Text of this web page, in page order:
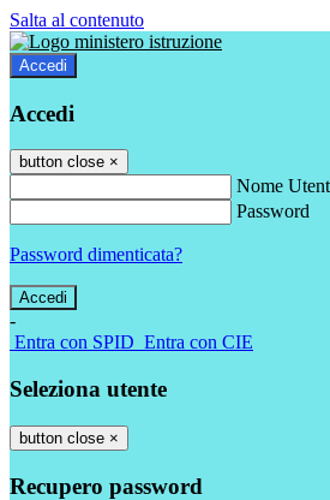
Salta al contenuto
Accedi
Accedi
button close ×
Nome
Password
Password dimenticata?
-
Entra con SPID Entra con CIE
Seleziona utente
button close ×
Recupero password